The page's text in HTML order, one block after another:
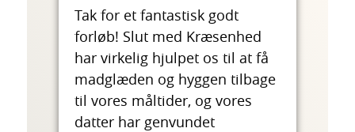
Tak for et fantastisk godt
forløb! Slut med Kræsenhed
har virkelig hjulpet os til at få
madglæden og hyggen tilbage
til vores måltider, og vores
datter har genvundet